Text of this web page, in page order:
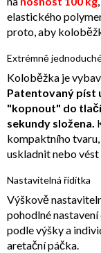
elastického
proto, aby
Extrémně
Koloběžka je
Patentovaný píst
"kopnout" do
sekundy složena.
kompaktního tvaru,
uskladnit nebo vést
Nastavitelná řídítka
Výškově
pohodlné
podle výšky a
aretační páčka.